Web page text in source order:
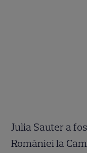
Julia Sauter a
României la